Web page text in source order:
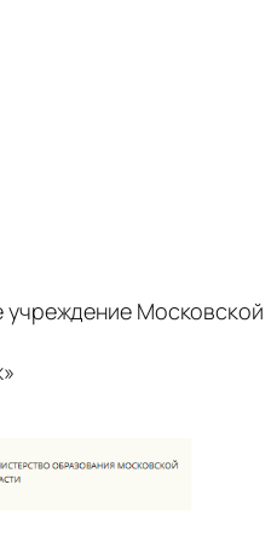
учреждение Московской